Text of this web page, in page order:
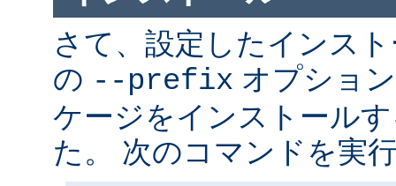
さて、設定したインス
の --prefix オプショ
ケージをインストール
た。 次のコマンドを実